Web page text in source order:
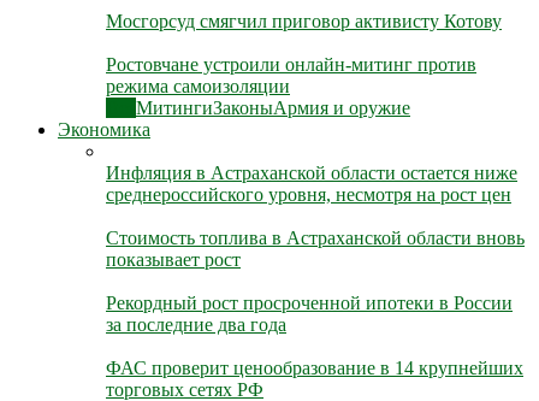
Мосгорсуд смягчил приговор активисту Котову
Ростовчане устроили онлайн-митинг против
режима самоизоляции
МитингиЗаконыАрмия и оружие
Экономика
Инфляция в Астраханской области остается ниже
среднероссийского уровня, несмотря на рост цен
Стоимость топлива в Астраханской области вновь
показывает рост
Рекордный рост просроченной ипотеки в России
за последние два года
ФАС проверит ценообразование в 14 крупнейших
торговых сетях РФ